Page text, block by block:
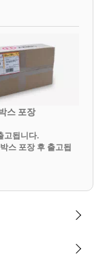
스 포장
고됩니다.
스 포장 후 출고됩